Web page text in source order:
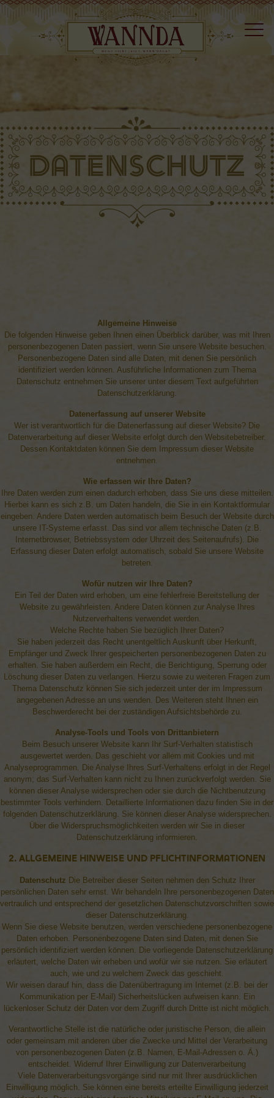
Allgemeine Hinweise
Die folgenden Hinweise geben Ihnen einen Überblick darüber, was mit Ihren
personenbezogenen Daten passiert, wenn Sie unsere Website besuchen.
Personenbezogene Daten sind alle Daten, mit denen Sie persönlich
identifiziert werden können. Ausführliche Informationen zum Thema
Datenschutz entnehmen Sie unserer unter diesem Text aufgeführten
Datenschutzerklärung.
Datenerfassung auf unserer Website
Wer ist verantwortlich für die Datenerfassung auf dieser Website? Die
Datenverarbeitung auf dieser Website erfolgt durch den Websitebetreiber.
Dessen Kontaktdaten können Sie dem Impressum dieser Website
entnehmen.
Wie erfassen wir Ihre Daten?
Ihre Daten werden zum einen dadurch erhoben, dass Sie uns diese mitteilen.
Hierbei kann es sich z.B. um Daten handeln, die Sie in ein Kontaktformular
eingeben. Andere Daten werden automatisch beim Besuch der Website durch
unsere IT-Systeme erfasst. Das sind vor allem technische Daten (z.B.
Internetbrowser, Betriebssystem oder Uhrzeit des Seitenaufrufs). Die
Erfassung dieser Daten erfolgt automatisch, sobald Sie unsere Website
betreten.
Wofür nutzen wir Ihre Daten?
Ein Teil der Daten wird erhoben, um eine fehlerfreie Bereitstellung der
Website zu gewährleisten. Andere Daten können zur Analyse Ihres
Nutzerverhaltens verwendet werden.
Welche Rechte haben Sie bezüglich Ihrer Daten?
Sie haben jederzeit das Recht unentgeltlich Auskunft über Herkunft,
Empfänger und Zweck Ihrer gespeicherten personenbezogenen Daten zu
erhalten. Sie haben außerdem ein Recht, die Berichtigung, Sperrung oder
Löschung dieser Daten zu verlangen. Hierzu sowie zu weiteren Fragen zum
Thema Datenschutz können Sie sich jederzeit unter der im Impressum
angegebenen Adresse an uns wenden. Des Weiteren steht Ihnen ein
Beschwerderecht bei der zuständigen Aufsichtsbehörde zu.
Analyse-Tools und Tools von Drittanbietern
Beim Besuch unserer Website kann Ihr Surf-Verhalten statistisch
ausgewertet werden. Das geschieht vor allem mit Cookies und mit
Analyseprogrammen. Die Analyse Ihres Surf-Verhaltens erfolgt in der Regel
anonym; das Surf-Verhalten kann nicht zu Ihnen zurückverfolgt werden. Sie
können dieser Analyse widersprechen oder sie durch die Nichtbenutzung
bestimmter Tools verhindern. Detaillierte Informationen dazu finden Sie in der
folgenden Datenschutzerklärung. Sie können dieser Analyse widersprechen.
Über die Widerspruchsmöglichkeiten werden wir Sie in dieser
Datenschutzerklärung informieren.
2. Allgemeine Hinweise und Pflichtinformationen
Datenschutz Die Betreiber dieser Seiten nehmen den Schutz Ihrer
persönlichen Daten sehr ernst. Wir behandeln Ihre personenbezogenen Daten
vertraulich und entsprechend der gesetzlichen Datenschutzvorschriften sowie
dieser Datenschutzerklärung.
Wenn Sie diese Website benutzen, werden verschiedene personenbezogene
Daten erhoben. Personenbezogene Daten sind Daten, mit denen Sie
persönlich identifiziert werden können. Die vorliegende Datenschutzerklärung
erläutert, welche Daten wir erheben und wofür wir sie nutzen. Sie erläutert
auch, wie und zu welchem Zweck das geschieht.
Wir weisen darauf hin, dass die Datenübertragung im Internet (z.B. bei der
Kommunikation per E-Mail) Sicherheitslücken aufweisen kann. Ein
lückenloser Schutz der Daten vor dem Zugriff durch Dritte ist nicht möglich.
Verantwortliche Stelle ist die natürliche oder juristische Person, die allein
oder gemeinsam mit anderen über die Zwecke und Mittel der Verarbeitung
von personenbezogenen Daten (z.B. Namen, E-Mail-Adressen o. Ä.)
entscheidet. Widerruf Ihrer Einwilligung zur Datenverarbeitung
Viele Datenverarbeitungsvorgänge sind nur mit Ihrer ausdrücklichen
Einwilligung möglich. Sie können eine bereits erteilte Einwilligung jederzeit